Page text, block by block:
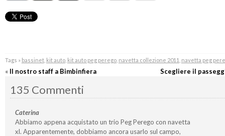
Tags » bassinet, kit auto, kit auto peg perego, navetta collezione 2011 navetta peg
« Il nostro staff a Bimbinfiera Scegliere il
135 Commenti
Caterina
Abbiamo appena acquistato un trio Peg Perego con navetta
xl. Apparentemente, dobbiamo ancora usarlo sul campo,